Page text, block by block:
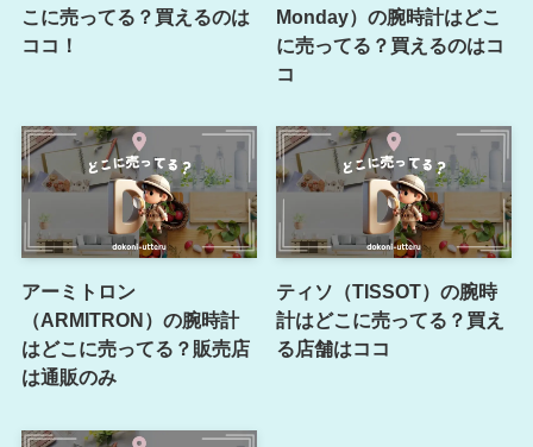
こに売ってる？買えるのは
ココ！
Monday）の腕時計はどこ
に売ってる？買えるのはコ
コ
アーミトロン
（ARMITRON）の腕時計
はどこに売ってる？販売店
は通販のみ
ティソ（TISSOT）の腕時
計はどこに売ってる？買え
る店舗はココ